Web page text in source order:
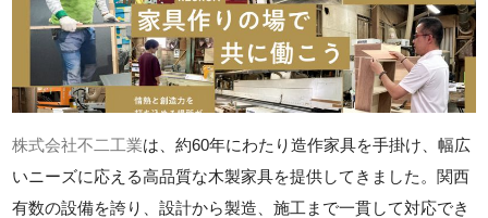
株式会社不二工業は、約60年にわたり造作家具を手掛け、幅広
いニーズに応える高品質な木製家具を提供してきました。関西
有数の設備を誇り、設計から製造、施工まで一貫して対応でき